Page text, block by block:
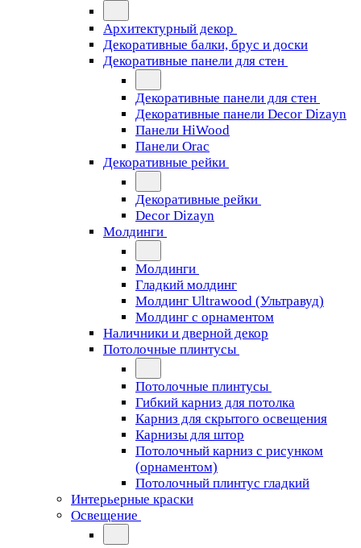
Архитектурный декор
Декоративные балки, брус и доски
Декоративные панели для стен
Декоративные панели для стен
Декоративные панели Decor Dizayn
Панели HiWood
Панели Orac
Декоративные рейки
Декоративные рейки
Decor Dizayn
Молдинги
Молдинги
Гладкий молдинг
Молдинг Ultrawood (Ультравуд)
Молдинг с орнаментом
Наличники и дверной декор
Потолочные плинтусы
Потолочные плинтусы
Гибкий карниз для потолка
Карниз для скрытого освещения
Карнизы для штор
Потолочный карниз с рисунком
(орнаментом)
Потолочный плинтус гладкий
Интерьерные краски
Освещение